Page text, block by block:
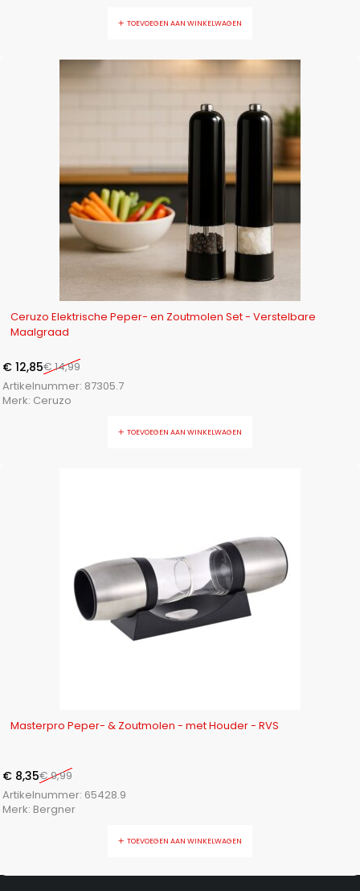
TOEVOEGEN AAN WINKELWAGEN
Ceruzo Elektrische Peper- en Zoutmolen Set - Verstelbare
Maalgraad
€14,99
€ 12,85
Artikelnummer: 87305.7
Merk: Ceruzo
TOEVOEGEN AAN WINKELWAGEN
Masterpro Peper- & Zoutmolen - met Houder - RVS
€9,99
€ 8,35
Artikelnummer: 65428.9
Merk: Bergner
TOEVOEGEN AAN WINKELWAGEN